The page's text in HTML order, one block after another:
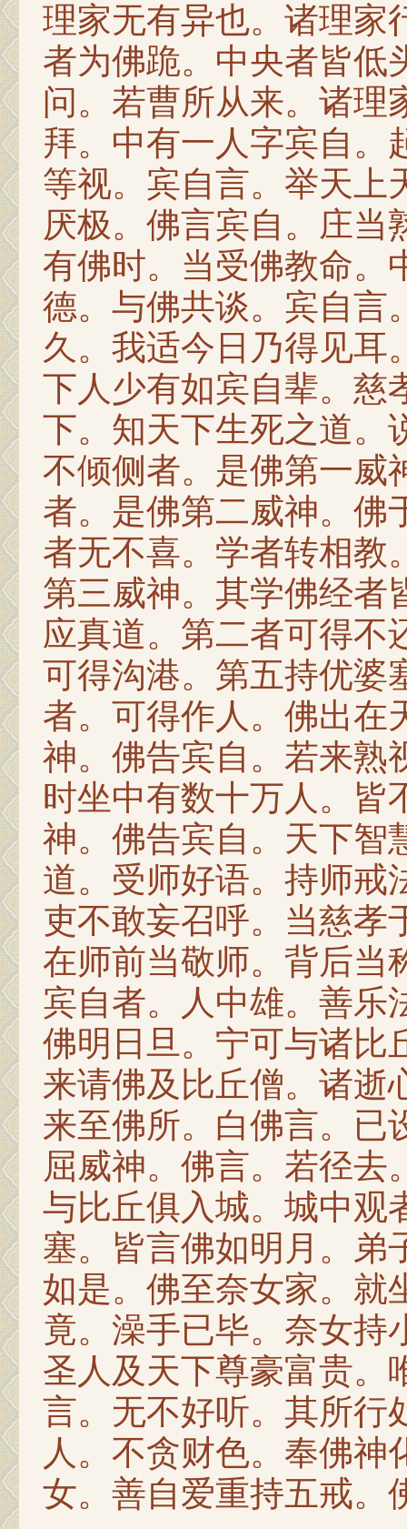
理家无有异也。诸理家
者为佛跪。中央者皆低
问。若曹所从来。诸理
拜。中有一人字宾自。
等视。宾自言。举天上
厌极。佛言宾自。庄当
有佛时。当受佛教命。
德。与佛共谈。宾自言
久。我适今日乃得见耳
下人少有如宾自辈。慈
下。知天下生死之道。
不倾侧者。是佛第一威
者。是佛第二威神。佛
者无不喜。学者转相教
第三威神。其学佛经者
应真道。第二者可得不
可得沟港。第五持优婆
者。可得作人。佛出在
神。佛告宾自。若来熟
时坐中有数十万人。皆
神。佛告宾自。天下智
道。受师好语。持师戒
吏不敢妄召呼。当慈孝
在师前当敬师。背后当
宾自者。人中雄。善乐
佛明日旦。宁可与诸比
来请佛及比丘僧。诸逝
来至佛所。白佛言。已
屈威神。佛言。若径去
与比丘俱入城。城中观
塞。皆言佛如明月。弟
如是。佛至奈女家。就
竟。澡手已毕。奈女持
圣人及天下尊豪富贵。
言。无不好听。其所行
人。不贪财色。奉佛神
女。善自爱重持五戒。